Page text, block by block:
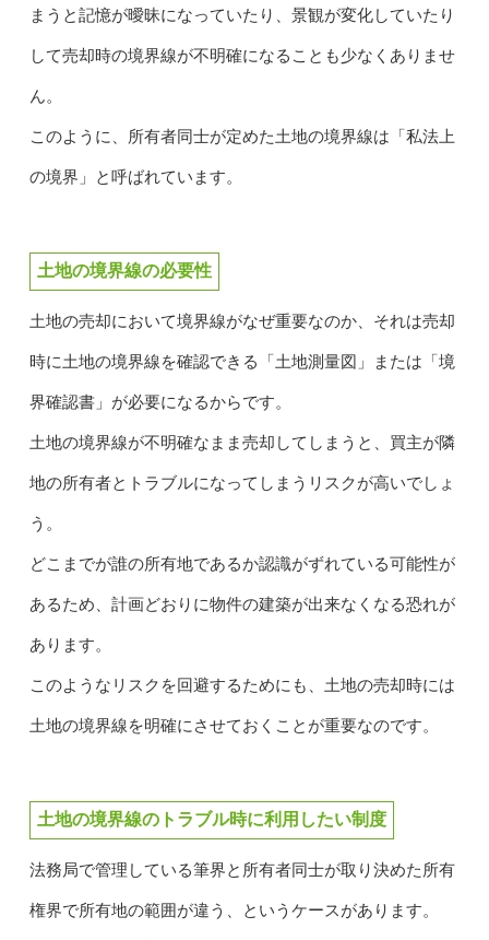
まうと記憶が曖昧になっていたり、景観が変化していたり
して売却時の境界線が不明確になることも少なくありませ
ん。
このように、所有者同士が定めた土地の境界線は「私法上
の境界」と呼ばれています。
土地の境界線の必要性
土地の売却において境界線がなぜ重要なのか、それは売却
時に土地の境界線を確認できる「土地測量図」または「境
界確認書」が必要になるからです。
土地の境界線が不明確なまま売却してしまうと、買主が隣
地の所有者とトラブルになってしまうリスクが高いでしょ
う。
どこまでが誰の所有地であるか認識がずれている可能性が
あるため、計画どおりに物件の建築が出来なくなる恐れが
あります。
このようなリスクを回避するためにも、土地の売却時には
土地の境界線を明確にさせておくことが重要なのです。
土地の境界線のトラブル時に利用したい制度
法務局で管理している筆界と所有者同士が取り決めた所有
権界で所有地の範囲が違う、というケースがあります。